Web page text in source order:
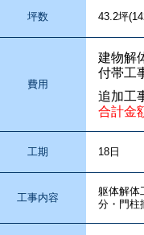
坪数 43.2坪
費用
建物解
付帯工
追加工
合計金
工期 18日
工事内容
躯体解
分・門柱